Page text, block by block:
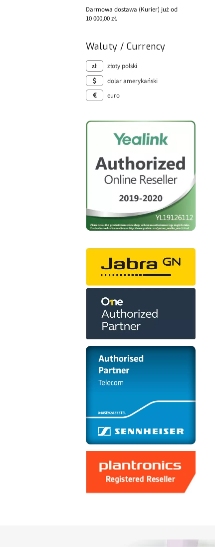
Darmowa dostawa (Kurier) już od
10 000,00 zł.
Waluty / Currency
złoty polski
dolar amerykański
euro